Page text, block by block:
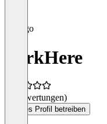
ParkHere
(0 Bewertungen)
Dieses Profil betreiben